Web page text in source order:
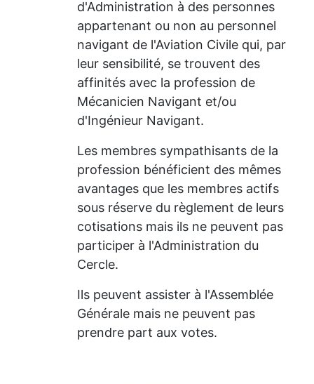
d'Administration à des personnes
appartenant ou non au personnel
navigant de l'Aviation Civile qui, par
leur sensibilité, se trouvent des
affinités avec la profession de
Mécanicien Navigant et/ou
d'Ingénieur Navigant.
Les membres sympathisants de la
profession bénéficient des mêmes
avantages que les membres actifs
sous réserve du règlement de leurs
cotisations mais ils ne peuvent pas
participer à l'Administration du
Cercle.
Ils peuvent assister à l'Assemblée
Générale mais ne peuvent pas
prendre part aux votes.